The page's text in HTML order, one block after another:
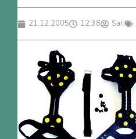
21.12.2005 12:38 Sari